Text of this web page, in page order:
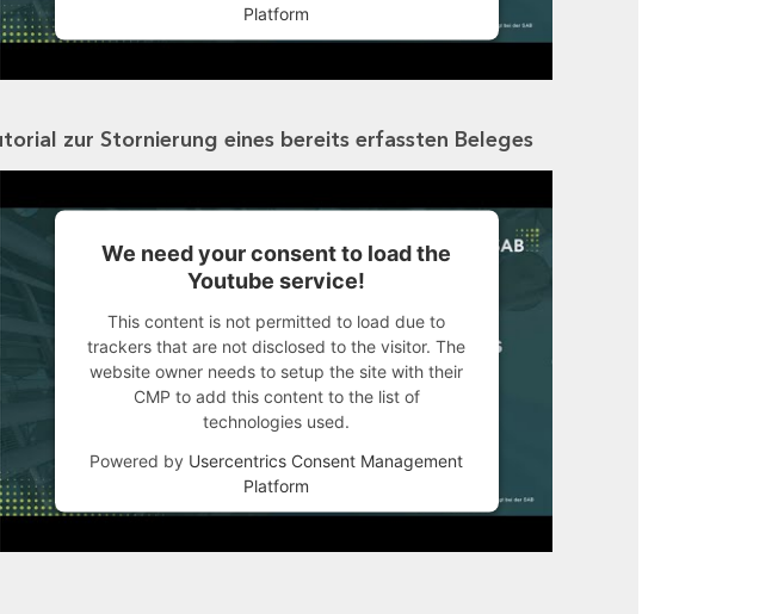
Platform
zur Stornierung eines bereits erfassten Beleges
We need your consent to load the
Youtube service!
This content is not permitted to load due to
trackers that are not disclosed to the visitor. The
website owner needs to setup the site with their
CMP to add this content to the list of
technologies used.
Powered by Usercentrics Consent Management
Platform